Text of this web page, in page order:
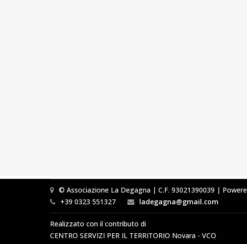
© Associazione La Degagna | C.F. 93021390039 |
+39 0323 551327
ladegagna@gmail.com
Realizzato con il contributo di
CENTRO SERVIZI PER IL TERRITORIO Novara - VCO